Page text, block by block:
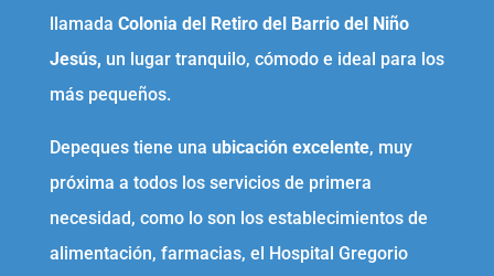
llamada Colonia del Retiro del Barrio del Niño
Jesús, un lugar tranquilo, cómodo e ideal para los
más pequeños.
Depeques tiene una ubicación excelente, muy
próxima a todos los servicios de primera
necesidad, como lo son los establecimientos de
alimentación, farmacias, el Hospital Gregorio